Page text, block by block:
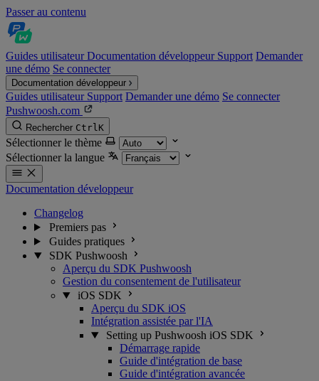
Passer au contenu
Guides utilisateurDocumentation développeur Support Demander
une démo Se connecter
Documentation développeur
Guides utilisateur Support Demander une démo Se connecter
Pushwoosh.com
Rechercher CtrlK
Sélectionner le thème
Sélectionner la langue
Documentation développeur
Changelog
Premiers pas
Guides pratiques
SDK Pushwoosh
Aperçu du SDK Pushwoosh
Gestion du consentement de l'utilisateur
iOS SDK
Aperçu du SDK iOS
Intégration assistée par l'IA
Setting up Pushwoosh iOS SDK
Démarrage rapide
Guide d'intégration de base
Guide d'intégration avancée